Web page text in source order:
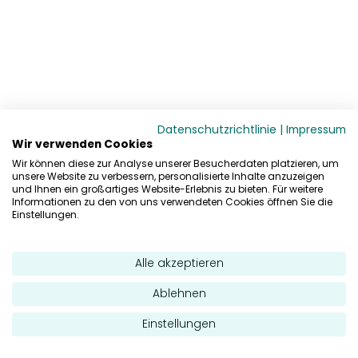
Datenschutzrichtlinie | Impressum
Wir verwenden Cookies
Wir können diese zur Analyse unserer Besucherdaten platzieren, um
unsere Website zu verbessern, personalisierte Inhalte anzuzeigen
und Ihnen ein großartiges Website-Erlebnis zu bieten. Für weitere
Informationen zu den von uns verwendeten Cookies öffnen Sie die
Einstellungen.
Alle akzeptieren
Ablehnen
Einstellungen